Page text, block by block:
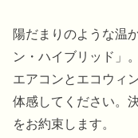
陽だまりのような温
ン・ハイブリッド」。
エアコンとエコウィ
体感してください。
をお約束します。